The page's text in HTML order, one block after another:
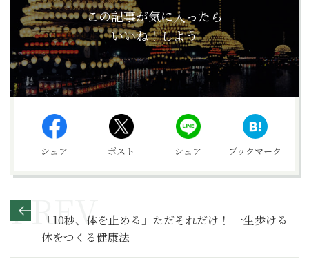
この記事が気に入ったら
いいね！しよう
シェア ポスト シェア ブックマーク
「10秒、体を止める」ただそれだけ！ 一生歩ける
体をつくる健康法